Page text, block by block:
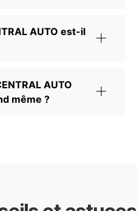
AUTO est-il
AUTO
même ?